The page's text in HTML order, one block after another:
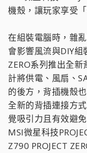
機殼，讓玩家享受
在組裝電腦時，雜
會影響風流與DIY組
ZERO系列推出全
計將供電、風扇、
的後方，背插機殼
全新的背插連接方
覺吸引力且有效避
MSI微星科技
Z790 PROJECT